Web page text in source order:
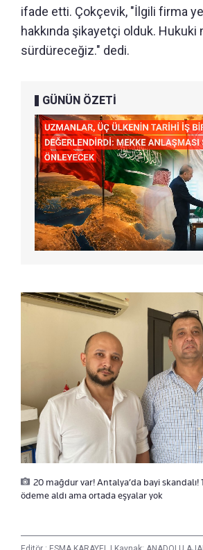
ifade etti. Çokçevik, "İlgili firma
hakkında şikayetçi olduk.
sürdüreceğiz." dedi.
GÜNÜN ÖZETİ
20 mağdur var! Antalya’da bayi
ödeme aldı ama ortada eşyalar yok